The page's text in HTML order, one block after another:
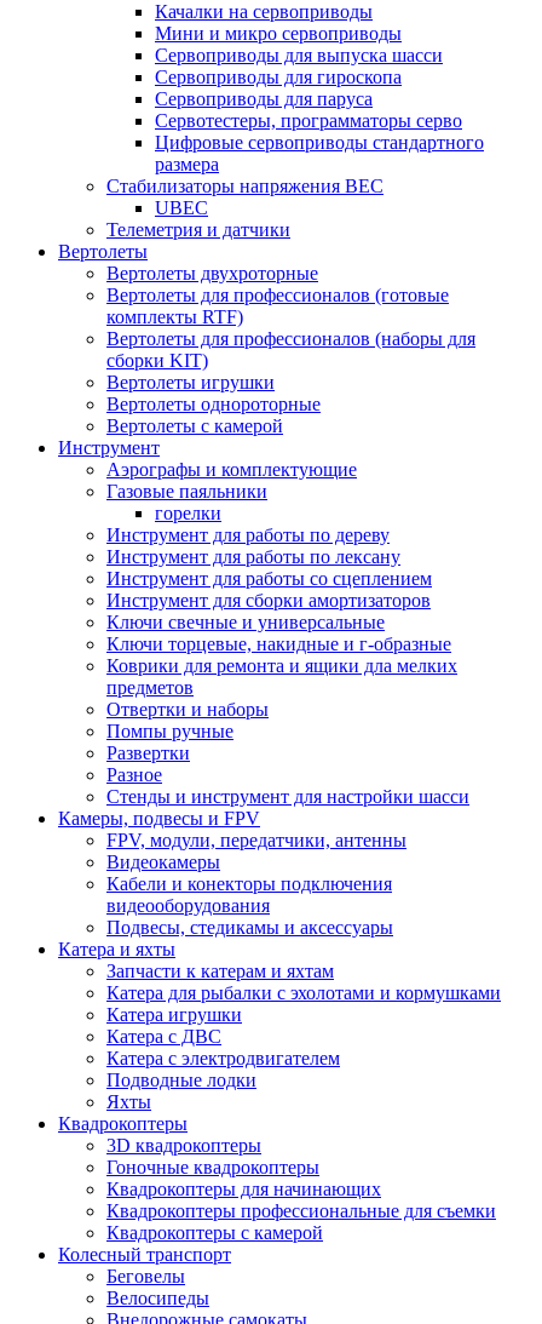
Качалки на сервоприводы
Мини и микро сервоприводы
Сервоприводы для выпуска шасси
Сервоприводы для гироскопа
Сервоприводы для паруса
Сервотестеры, программаторы серво
Цифровые сервоприводы стандартного
размера
Стабилизаторы напряжения BEC
UBEC
Телеметрия и датчики
Вертолеты
Вертолеты двухроторные
Вертолеты для профессионалов (готовые
комплекты RTF)
Вертолеты для профессионалов (наборы для
сборки KIT)
Вертолеты игрушки
Вертолеты однороторные
Вертолеты с камерой
Инструмент
Аэрографы и комплектующие
Газовые паяльники
горелки
Инструмент для работы по дереву
Инструмент для работы по лексану
Инструмент для работы со сцеплением
Инструмент для сборки амортизаторов
Ключи свечные и универсальные
Ключи торцевые, накидные и г-образные
Коврики для ремонта и ящики дла мелких
предметов
Отвертки и наборы
Помпы ручные
Развертки
Разное
Стенды и инструмент для настройки шасси
Камеры, подвесы и FPV
FPV, модули, передатчики, антенны
Видеокамеры
Кабели и конекторы подключения
видеооборудования
Подвесы, стедикамы и аксессуары
Катера и яхты
Запчасти к катерам и яхтам
Катера для рыбалки с эхолотами и кормушками
Катера игрушки
Катера с ДВС
Катера с электродвигателем
Подводные лодки
Яхты
Квадрокоптеры
3D квадрокоптеры
Гоночные квадрокоптеры
Квадрокоптеры для начинающих
Квадрокоптеры профессиональные для съемки
Квадрокоптеры с камерой
Колесный транспорт
Беговелы
Велосипеды
Внедорожные самокаты